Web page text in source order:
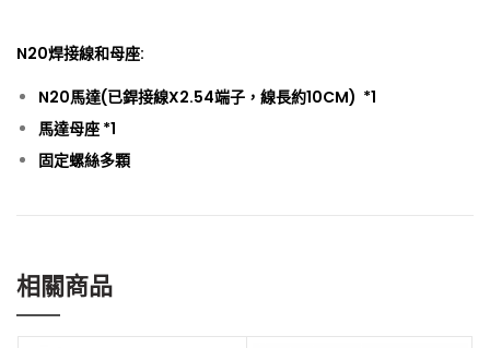
N20焊接線和母座:
N20馬達(已銲接線X2.54端子，線長約10CM) *1
馬達母座 *1
固定螺絲多顆
相關商品